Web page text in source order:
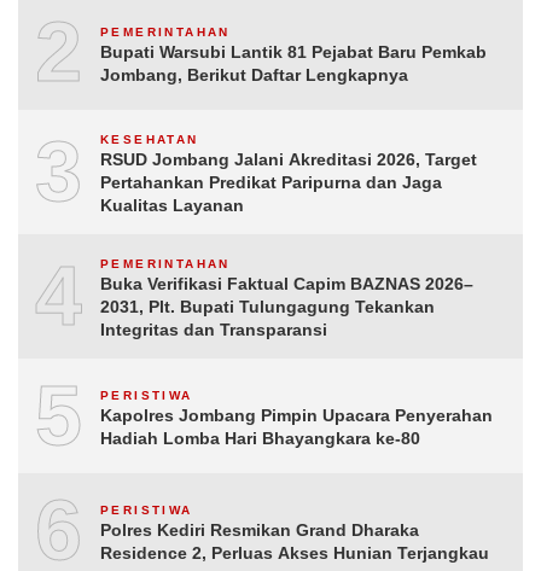
2 PEMERINTAHAN
Bupati Warsubi Lantik 81 Pejabat Baru Pemkab
Jombang, Berikut Daftar Lengkapnya
3 KESEHATAN
RSUD Jombang Jalani Akreditasi 2026, Target
Pertahankan Predikat Paripurna dan Jaga
Kualitas Layanan
4 PEMERINTAHAN
Buka Verifikasi Faktual Capim BAZNAS 2026–
2031, Plt. Bupati Tulungagung Tekankan
Integritas dan Transparansi
5 PERISTIWA
Kapolres Jombang Pimpin Upacara Penyerahan
Hadiah Lomba Hari Bhayangkara ke-80
6 PERISTIWA
Polres Kediri Resmikan Grand Dharaka
Residence 2, Perluas Akses Hunian Terjangkau